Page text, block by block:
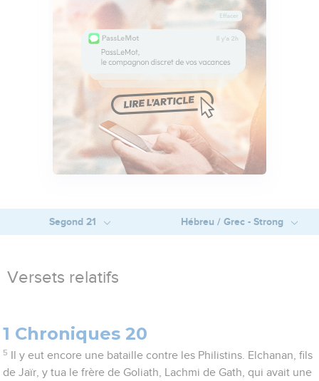
Segond 21 Hébreu / Grec - Strong
Versets relatifs
1 Chroniques 20
5
Il y eut encore une bataille contre les Philistins. Elchanan, fils
de Jaïr, y tua le frère de Goliath, Lachmi de Gath, qui avait une